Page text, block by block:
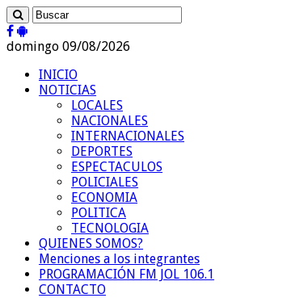
domingo 09/08/2026
INICIO
NOTICIAS
LOCALES
NACIONALES
INTERNACIONALES
DEPORTES
ESPECTACULOS
POLICIALES
ECONOMIA
POLITICA
TECNOLOGIA
QUIENES SOMOS?
Menciones a los integrantes
PROGRAMACIÓN FM JOL 106.1
CONTACTO